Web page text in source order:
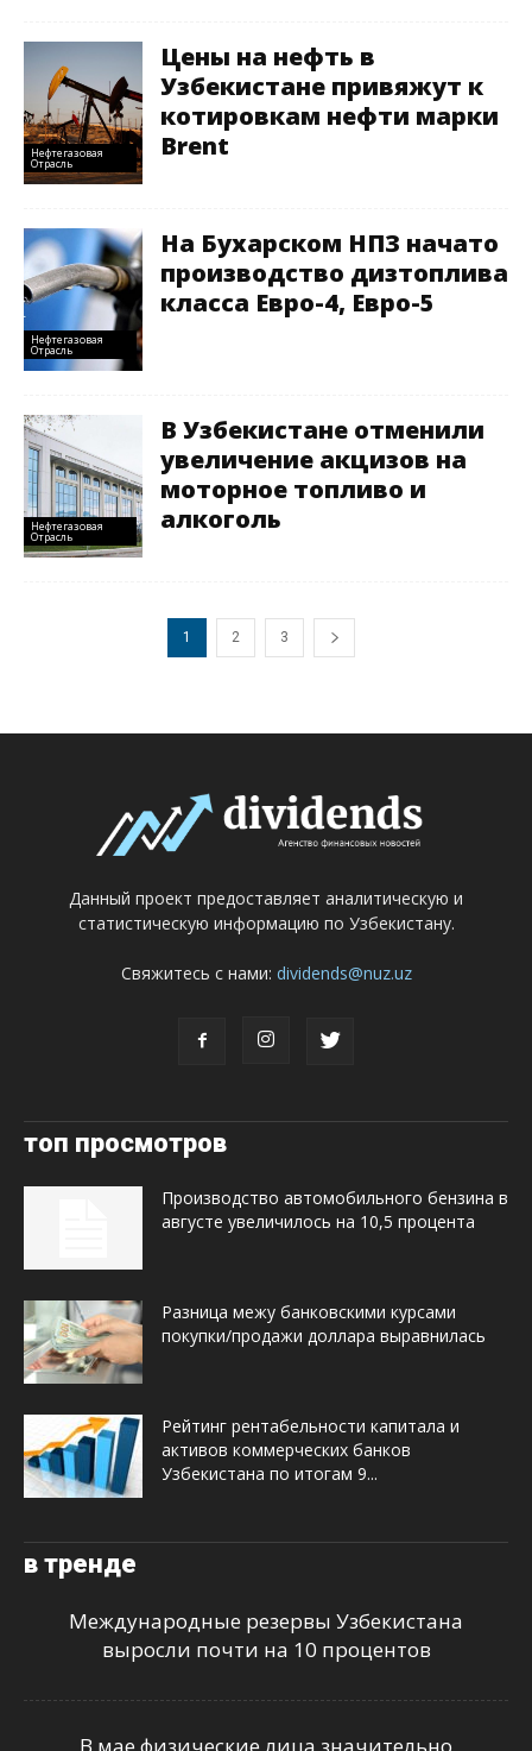
Нефтегазовая
Отрасль
Цены на нефть в
Узбекистане привяжут к
котировкам нефти марки
Brent
Нефтегазовая
Отрасль
На Бухарском НПЗ начато
производство дизтоплива
класса Евро-4, Евро-5
Нефтегазовая
Отрасль
В Узбекистане отменили
увеличение акцизов на
моторное топливо и
алкоголь
1 2 3
Данный проект предоставляет аналитическую и
статистическую информацию по Узбекистану.
Свяжитесь с нами: dividends@nuz.uz
топ просмотров
Производство автомобильного бензина в
августе увеличилось на 10,5 процента
Разница межу банковскими курсами
покупки/продажи доллара выравнилась
Рейтинг рентабельности капитала и
активов коммерческих банков
Узбекистана по итогам 9...
в тренде
Международные резервы Узбекистана
выросли почти на 10 процентов